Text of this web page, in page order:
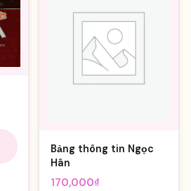
Bảng thông tin Ngọc
Hân
170,000₫